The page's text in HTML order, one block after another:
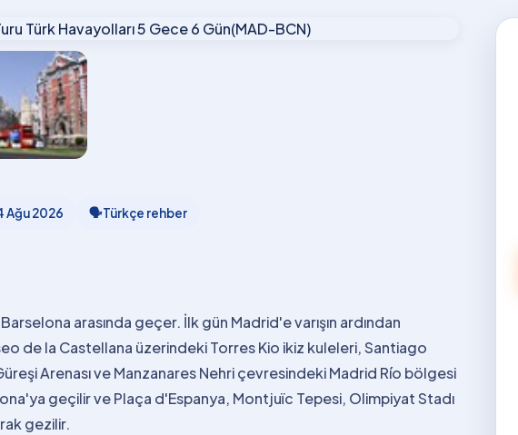
Ağu 2026 🗣Türkçe rehber
arasında geçer. İlk gün Madrid'e varışın ardından
de la Castellana üzerindeki Torres Kio ikiz kuleleri, Santiago
Arenası ve Manzanares Nehri çevresindeki Madrid Río bölgesi
geçilir ve Plaça d'Espanya, Montjuïc Tepesi, Olimpiyat Stadı
gezilir.